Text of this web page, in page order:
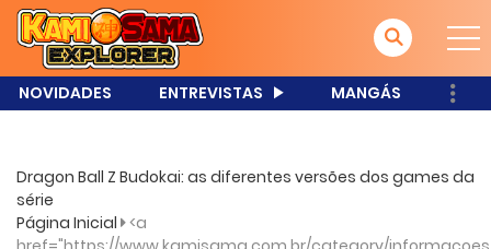
NOVIDADES ENTREVISTAS MANGÁS
Dragon Ball Z Budokai: as diferentes versões dos games da
série
Página Inicial <a